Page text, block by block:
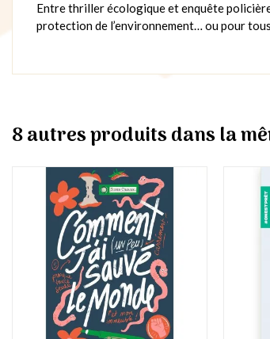
Entre thriller écologique et enquête
protection de l’environnement… ou pour
8 autres produits dans la